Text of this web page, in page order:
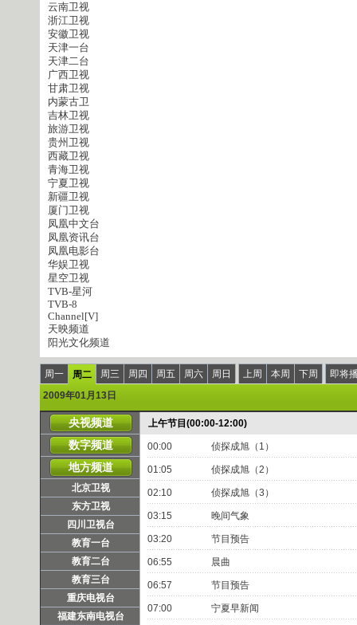
云南卫视
浙江卫视
安徽卫视
天津一台
天津二台
广西卫视
甘肃卫视
内蒙古卫
吉林卫视
旅游卫视
贵州卫视
西藏卫视
青海卫视
宁夏卫视
新疆卫视
厦门卫视
凤凰中文台
凤凰资讯台
凤凰电影台
华娱卫视
星空卫视
TVB-星河
TVB-8
Channel[V]
天映频道
阳光文化频道
周一 周二 周三 周四 周五 周六 周日 上周 本周 下周
即将
2009年01月13日
央视频道
数字频道
地方频道
北京卫视
东方卫视
四川卫视台
教育一台
教育二台
教育三台
重庆电视台
福建东南电视台
上午节目(00:00-12:00)
00:00 侦探成旭（1）
01:05 侦探成旭（2）
02:10 侦探成旭（3）
03:15 晚间气象
03:20 节目预告
06:55 晨曲
06:57 节目预告
07:00 宁夏早新闻